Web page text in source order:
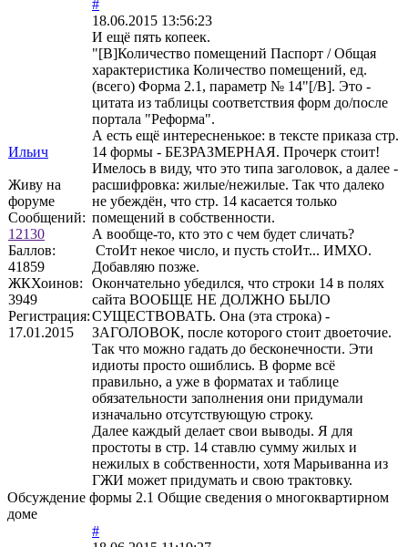
Ильич
Живу на
форуме
Сообщений:
12130
Баллов:
41859
ЖКХоинов:
3949
Регистрация:
17.01.2015
#
18.06.2015 13:56:23
И ещё пять копеек.
"[B]Количество помещений Паспорт / Общая
характеристика Количество помещений, ед.
(всего) Форма 2.1, параметр № 14"[/B]. Это -
цитата из таблицы соответствия форм до/после
портала "Реформа".
А есть ещё интересненькое: в тексте приказа стр.
14 формы - БЕЗРАЗМЕРНАЯ. Прочерк стоит!
Имелось в виду, что это типа заголовок, а далее -
расшифровка: жилые/нежилые. Так что далеко
не убеждён, что стр. 14 касается только
помещений в собственности.
А вообще-то, кто это с чем будет сличать?
СтоИт некое число, и пусть стоИт... ИМХО.
Добавляю позже.
Окончательно убедился, что строки 14 в полях
сайта ВООБЩЕ НЕ ДОЛЖНО БЫЛО
СУЩЕСТВОВАТЬ. Она (эта строка) -
ЗАГОЛОВОК, после которого стоит двоеточие.
Так что можно гадать до бесконечности. Эти
идиоты просто ошиблись. В форме всё
правильно, а уже в форматах и таблице
обязательности заполнения они придумали
изначально отсутствующую строку.
Далее каждый делает свои выводы. Я для
простоты в стр. 14 ставлю сумму жилых и
нежилых в собственности, хотя Марьиванна из
ГЖИ может придумать и свою трактовку.
Обсуждение формы 2.1 Общие сведения о многоквартирном
доме
#